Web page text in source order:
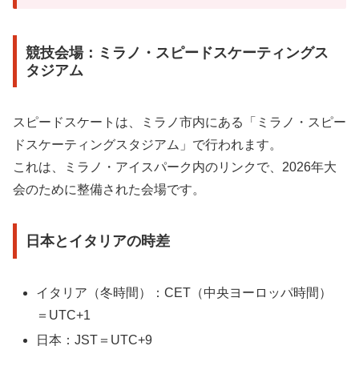
競技会場：ミラノ・スピードスケーティングス
タジアム
スピードスケートは、ミラノ市内にある「ミラノ・スピー
ドスケーティングスタジアム」で行われます。
これは、ミラノ・アイスパーク内のリンクで、2026年大
会のために整備された会場です。
日本とイタリアの時差
イタリア（冬時間）：CET（中央ヨーロッパ時間）
＝UTC+1
日本：JST＝UTC+9